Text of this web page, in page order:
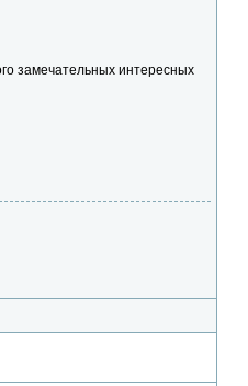
замечательных интересных